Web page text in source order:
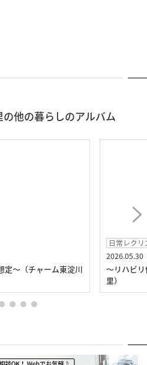
他の暮らしのアルバム
定～（チャーム東淀川
日常レク
2026.05.30
～リハビ
里）